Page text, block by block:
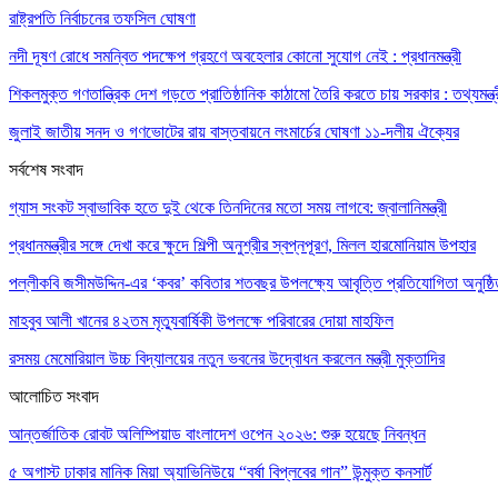
রাষ্ট্রপতি নির্বাচনের তফসিল ঘোষণা
নদী দূষণ রোধে সমন্বিত পদক্ষেপ গ্রহণে অবহেলার কোনো সুযোগ নেই : প্রধানমন্ত্রী
শিকলমুক্ত গণতান্ত্রিক দেশ গড়তে প্রাতিষ্ঠানিক কাঠামো তৈরি করতে চায় সরকার :
জুলাই জাতীয় সনদ ও গণভোটের রায় বাস্তবায়নে লংমার্চের ঘোষণা ১১-দলীয় ঐক্যের
সর্বশেষ সংবাদ
গ্যাস সংকট স্বাভাবিক হতে দুই থেকে তিনদিনের মতো সময় লাগবে: জ্বালানিমন্ত্রী
প্রধানমন্ত্রীর সঙ্গে দেখা করে ক্ষুদে শিল্পী অনুশ্রীর স্বপ্নপূরণ, মিলল হারমোনিয়াম উপহার
পল্লীকবি জসীমউদ্দিন-এর ‘কবর’ কবিতার শতবছর উপলক্ষ্যে আবৃত্তি প্রতিযোগিতা
মাহবুব আলী খানের ৪২তম মৃত্যুবার্ষিকী উপলক্ষে পরিবারের দোয়া মাহফিল
রসময় মেমোরিয়াল উচ্চ বিদ্যালয়ের নতুন ভবনের উদ্বোধন করলেন মন্ত্রী মুক্তাদির
আলোচিত সংবাদ
আন্তর্জাতিক রোবট অলিম্পিয়াড বাংলাদেশ ওপেন ২০২৬: শুরু হয়েছে নিবন্ধন
৫ অগাস্ট ঢাকার মানিক মিয়া অ্যাভিনিউয়ে “বর্ষা বিপ্লবের গান” উন্মুক্ত কনসার্ট